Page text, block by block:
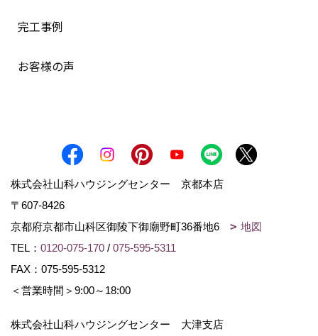
完工事例
お客様の声
株式会社山科ハウジングセンター 京都本店
〒607-8426
京都府京都市山科区御陵下御廟野町36番地6
地図
TEL： 0120-075-170 / 075-595-5311
FAX：075-595-5312
＜営業時間＞9:00～18:00
株式会社山科ハウジングセンター 大津支店